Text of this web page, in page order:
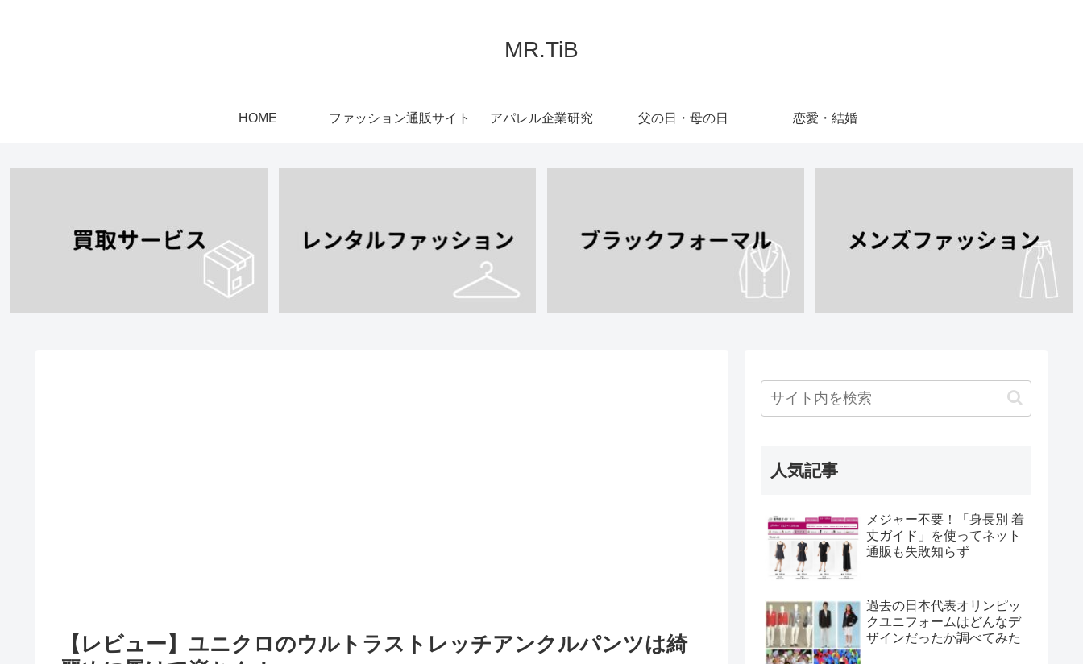
MR.TiB
HOME ファッション通販サイト アパレル企業研究 父の日・母の日 恋愛・結婚
【レビュー】ユニクロのウルトラストレッチアンクルパンツは綺
人気記事
メジャー不要！「身長別 着
丈ガイド」を使ってネット
通販も失敗知らず
過去の日本代表オリンピッ
クユニフォームはどんなデ
ザインだったか調べてみた